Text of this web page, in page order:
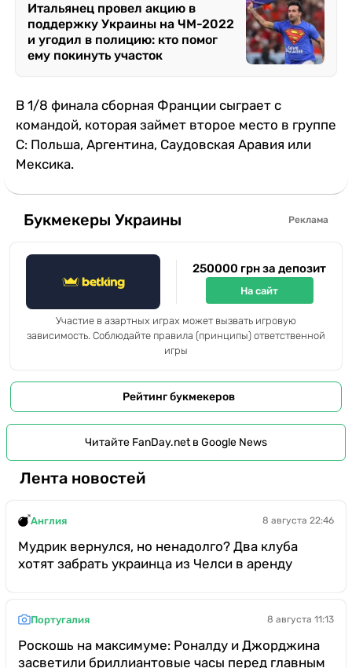
Итальянец провел акцию в
поддержку Украины на ЧМ-2022
и угодил в полицию: кто помог
ему покинуть участок
В 1/8 финала сборная Франции сыграет с
командой, которая займет второе место в группе
С: Польша, Аргентина, Саудовская Аравия или
Мексика.
Букмекеры Украины Реклама
250000 грн за депозит
На сайт
Участие в азартных играх может вызвать игровую
зависимость. Соблюдайте правила (принципы) ответственной
игры
Рейтинг букмекеров
Читайте FanDay.net в Google News
Лента новостей
Англия 8 августа 22:46
Мудрик вернулся, но ненадолго? Два клуба
хотят забрать украинца из Челси в аренду
Португалия 8 августа 11:13
Роскошь на максимуме: Роналду и Джорджина
засветили бриллиантовые часы перед главным